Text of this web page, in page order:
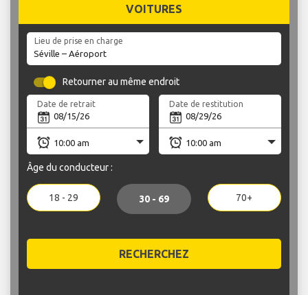
VOITURES
Lieu de prise en charge
Retourner au même endroit
Date de retrait Date de restitution
Âge du conducteur :
18 - 29 30 - 69 70+
RECHERCHEZ